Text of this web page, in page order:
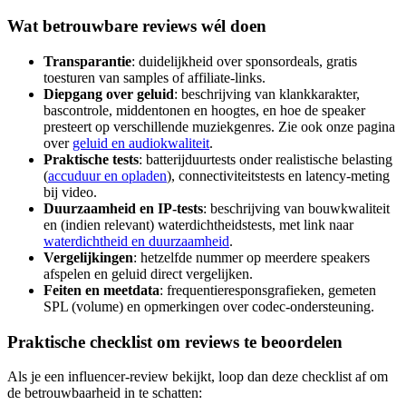
Wat betrouwbare reviews wél doen
Transparantie: duidelijkheid over sponsordeals, gratis
toesturen van samples of affiliate-links.
Diepgang over geluid: beschrijving van klankkarakter,
bascontrole, middentonen en hoogtes, en hoe de speaker
presteert op verschillende muziekgenres. Zie ook onze pagina
over geluid en audiokwaliteit.
Praktische tests: batterijduurtests onder realistische belasting
(accuduur en opladen), connectiviteitstests en latency-meting
bij video.
Duurzaamheid en IP-tests: beschrijving van bouwkwaliteit
en (indien relevant) waterdichtheidstests, met link naar
waterdichtheid en duurzaamheid.
Vergelijkingen: hetzelfde nummer op meerdere speakers
afspelen en geluid direct vergelijken.
Feiten en meetdata: frequentieresponsgrafieken, gemeten
SPL (volume) en opmerkingen over codec-ondersteuning.
Praktische checklist om reviews te beoordelen
Als je een influencer-review bekijkt, loop dan deze checklist af om
de betrouwbaarheid in te schatten: